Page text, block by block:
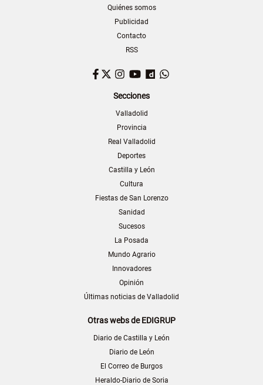
Quiénes somos
Publicidad
Contacto
RSS
Facebook
TwitterInstagram
YouTubeDailymotion
Secciones
Valladolid
Provincia
Real Valladolid
Deportes
Castilla y León
Cultura
Fiestas de San Lorenzo
Sanidad
Sucesos
La Posada
Mundo Agrario
Innovadores
Opinión
Últimas noticias de Valladolid
Otras webs de EDIGRUP
Diario de Castilla y León
Diario de León
El Correo de Burgos
Heraldo-Diario de Soria